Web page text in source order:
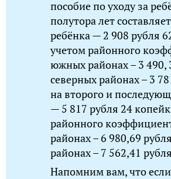
пособие по уходу за
полутора лет
ребёнка — 2 908 рубля
учетом районного
южных районах – 3 490,
северных районах – 3
на второго и
— 5 817 рубля 24
районного
районах – 6 980,69
районах – 7 562,41
Напомним вам, что